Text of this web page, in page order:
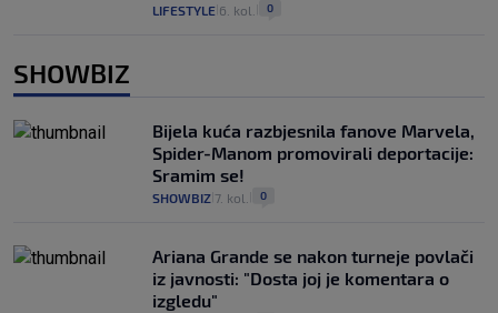
LIFESTYLE 6. kol. 0
SHOWBIZ
Bijela kuća razbjesnila fanove Marvela,
Spider-Manom promovirali deportacije:
Sramim se!
SHOWBIZ 7. kol. 0
Ariana Grande se nakon turneje povlači
iz javnosti: "Dosta joj je komentara o
izgledu"